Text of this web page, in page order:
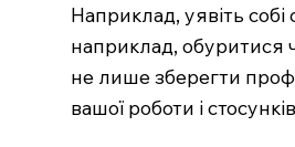
Наприклад, уявіть
наприклад, обуритися
не лише зберегти
вашої роботи і